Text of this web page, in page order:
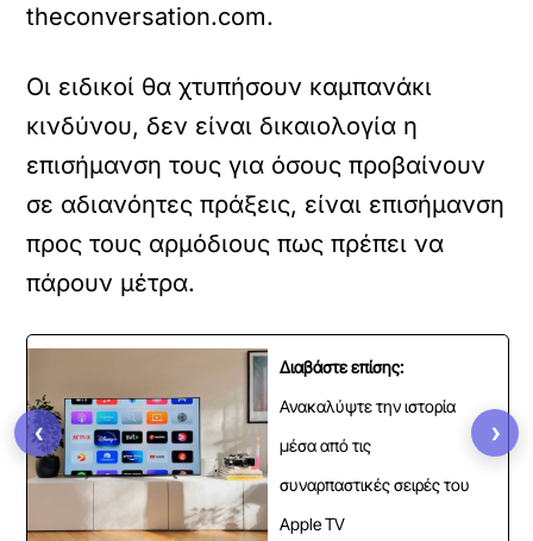
theconversation.com.
Οι ειδικοί θα χτυπήσουν καμπανάκι
κινδύνου, δεν είναι δικαιολογία η
επισήμανση τους για όσους προβαίνουν
σε αδιανόητες πράξεις, είναι επισήμανση
προς τους αρμόδιους πως πρέπει να
πάρουν μέτρα.
Διαβάστε επίσης:
Ανακαλύψτε την ιστορία
μέσα από τις
συναρπαστικές σειρές του
Apple TV
‹ ›